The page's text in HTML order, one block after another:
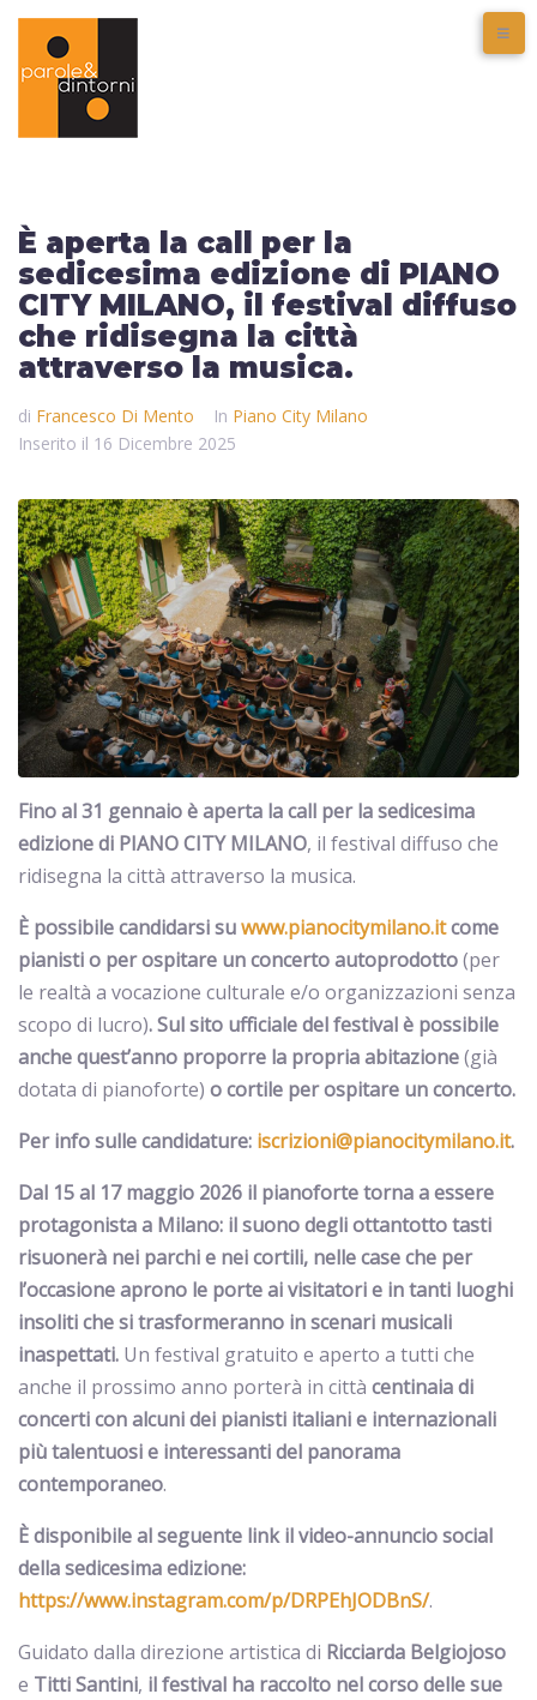
È aperta la call per la
sedicesima edizione di PIANO
CITY MILANO, il festival diffuso
che ridisegna la città
attraverso la musica.
di Francesco Di Mento In Piano City Milano
Inserito il 16 Dicembre 2025
Fino al 31 gennaio è aperta la call per la sedicesima
edizione di PIANO CITY MILANO, il festival diffuso che
ridisegna la città attraverso la musica.
È possibile candidarsi suwww.pianocitymilano.itcome
pianisti o per ospitare un concerto autoprodotto(per
le realtà a vocazione culturale e/o organizzazioni senza
scopo di lucro). Sul sito ufficiale del festival è possibile
anche quest’anno proporre la propria abitazione(già
dotata di pianoforte) o cortile per ospitare un concerto.
Per info sulle candidature: iscrizioni@pianocitymilano.it.
Dal 15 al 17 maggio 2026 il pianoforte torna a essere
protagonista a Milano: il suono degli ottantotto tasti
risuonerà nei parchi e nei cortili, nelle case che per
l’occasione aprono le porte ai visitatori e in tanti luoghi
insoliti che si trasformeranno in scenari musicali
inaspettati. Un festival gratuito e aperto a tutti che
anche il prossimo anno porterà in città centinaia di
concerti con alcuni dei pianisti italiani e internazionali
più talentuosi e interessanti del panorama
contemporaneo.
È disponibile al seguente link il video-annuncio social
della sedicesima edizione:
https://www.instagram.com/p/DRPEhJODBnS/.
Guidato dalla direzione artistica di Ricciarda Belgiojoso
e Titti Santini, il festival ha raccolto nel corso delle sue